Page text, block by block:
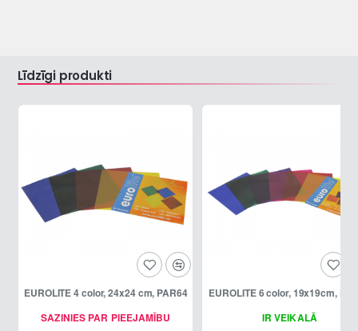
Līdzīgi produkti
SAZINIES PAR PIEEJAMĪBU
EUROLITE 4 color, 24x24 cm, PAR64
IR VEIKALĀ
EUROLITE 6 color, 19x19cm,